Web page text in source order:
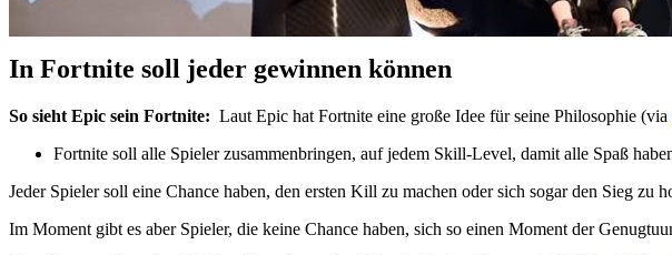
In Fortnite soll jeder gewinnen können
So sieht Epic sein Fortnite: Laut Epic hat Fortnite eine große Idee für seine Philosophie (via
Fortnite soll alle Spieler zusammenbringen, auf jedem Skill-Level, damit alle Spaß
Jeder Spieler soll eine Chance haben, den ersten Kill zu machen oder sich sogar den Sieg zu
Im Moment gibt es aber Spieler, die keine Chance haben, sich so einen Moment der